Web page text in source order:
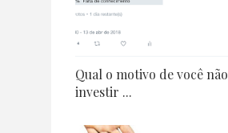
Qual o motivo de você não
investir ...